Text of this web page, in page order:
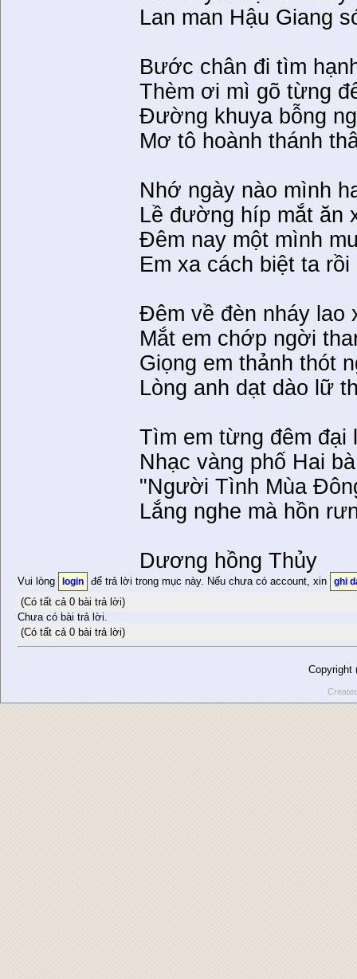
Lan man Hậu Giang
Bước chân đi tìm
Thèm ơi mì gõ từng
Đường khuya bỗng
Mơ tô hoành thánh
Nhớ ngày nào mình
Lề đường híp mắt ăn
Đêm nay một mình
Em xa cách biệt ta rồi
Đêm về đèn nháy lao
Mắt em chớp ngời
Giọng em thảnh thót
Lòng anh dạt dào lữ
Tìm em từng đêm đại
Nhạc vàng phố Hai
"Người Tình Mùa
Lắng nghe mà hồn
Dương hồng Thủy
Vui lòng login để trả lời trong mục này. Nếu chưa có account, xin ghi
(Có tất cả 0 bài trả lời)
Chưa có bài trả lời.
(Có tất cả 0 bài trả lời)
Copyright